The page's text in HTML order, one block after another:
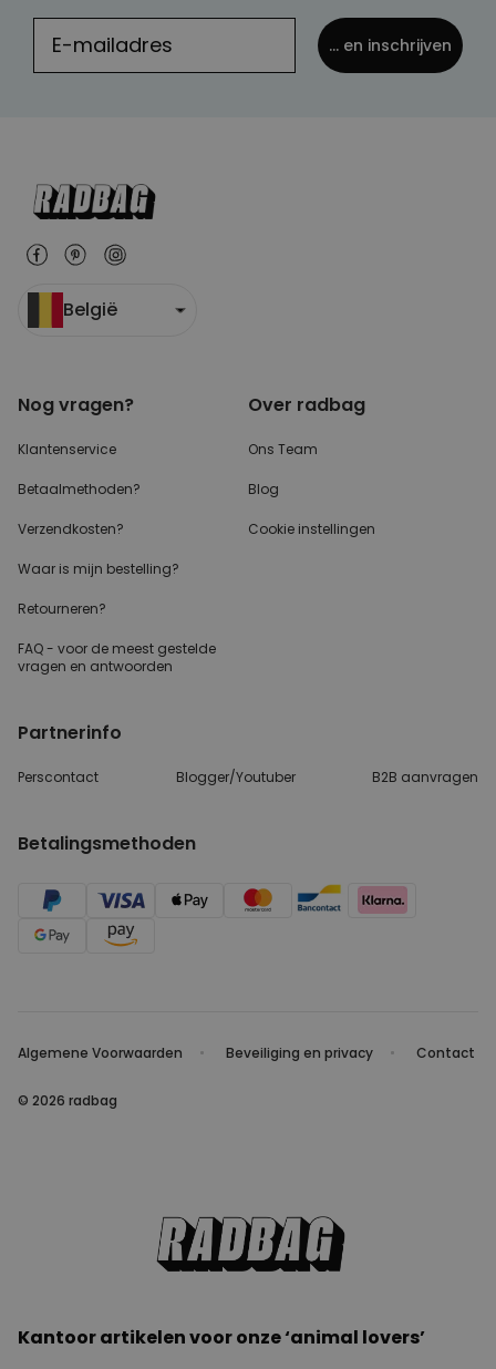
... en inschrijven
België
Nog vragen?
Klantenservice
Betaalmethoden?
Verzendkosten?
Waar is mijn bestelling?
Retourneren?
FAQ - voor de meest gestelde
vragen en antwoorden
Over radbag
Ons Team
Blog
Cookie instellingen
Partnerinfo
Perscontact Blogger/Youtuber B2B aanvragen
Betalingsmethoden
Algemene Voorwaarden Beveiliging en privacy Contact
© 2026 radbag
Kantoor artikelen voor onze ‘animal lovers’